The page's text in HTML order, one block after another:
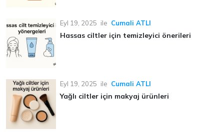
Eyl 19, 2025 ile Cumali ATLI
Hassas ciltler için temizleyici önerileri
Eyl 19, 2025 ile Cumali ATLI
Yağlı ciltler için makyaj ürünleri